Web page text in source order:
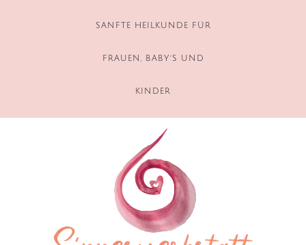
SANFTE HEILKUNDE FÜR
FRAUEN, BABY´S UND
KINDER